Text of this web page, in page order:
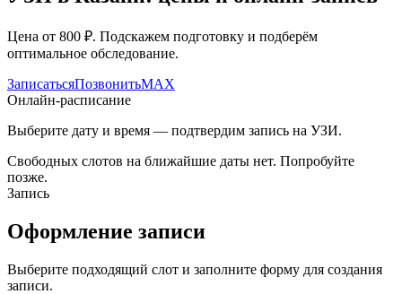
Цена от 800 ₽. Подскажем подготовку и подберём
оптимальное обследование.
ЗаписатьсяПозвонитьMAX
Онлайн-расписание
Выберите дату и время — подтвердим запись на УЗИ.
Свободных слотов на ближайшие даты нет. Попробуйте
позже.
Запись
Оформление записи
Выберите подходящий слот и заполните форму для создания
записи.